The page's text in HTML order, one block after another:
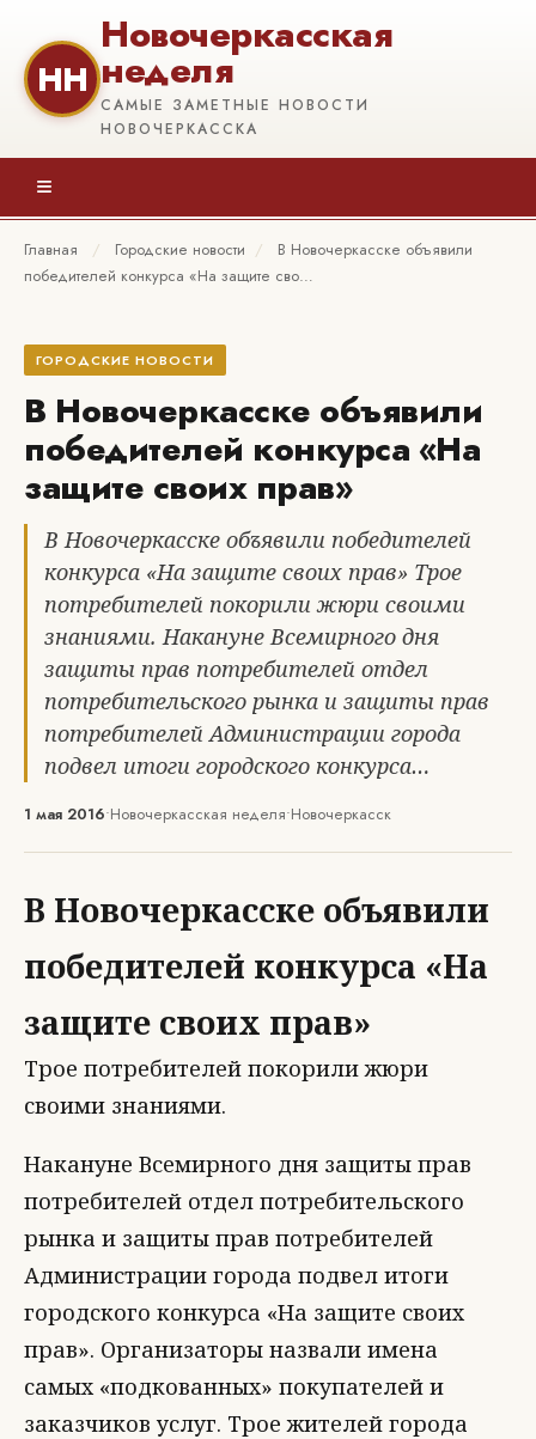
НН
Новочеркасская
неделя
САМЫЕ ЗАМЕТНЫЕ НОВОСТИ
НОВОЧЕРКАССКА
≡
Главная / Городские новости /
В Новочеркасске объявили
победителей конкурса «На защите сво…
ГОРОДСКИЕ НОВОСТИ
В Новочеркасске объявили
победителей конкурса «На
защите своих прав»
В Новочеркасске объявили победителей
конкурса «На защите своих прав» Трое
потребителей покорили жюри своими
знаниями. Накануне Всемирного дня
защиты прав потребителей отдел
потребительского рынка и защиты прав
потребителей Администрации города
подвел итоги городского конкурса…
1 мая 2016•Новочеркасская неделя•Новочеркасск
В Новочеркасске объявили
победителей конкурса «На
защите своих прав»
Трое потребителей покорили жюри
своими знаниями.
Накануне Всемирного дня защиты прав
потребителей отдел потребительского
рынка и защиты прав потребителей
Администрации города подвел итоги
городского конкурса «На защите своих
прав». Организаторы назвали имена
самых «подкованных» покупателей и
заказчиков услуг. Трое жителей города